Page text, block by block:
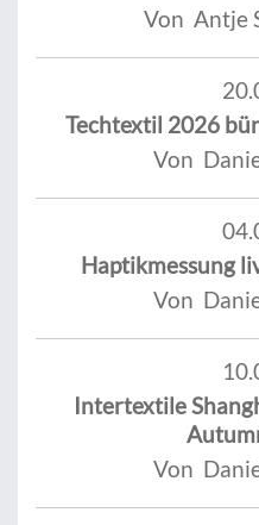
Von Antje
Techtextil 2026
Von
Haptikmessung
Von
Intertextile
Von